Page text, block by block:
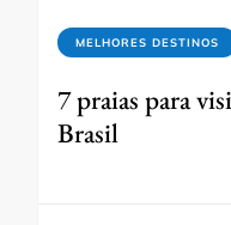
MELHORES DESTINOS
7 praias para
Brasil